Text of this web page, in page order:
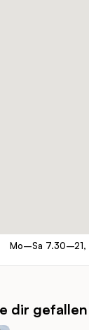
Mo–Sa 7.30–21,
dir